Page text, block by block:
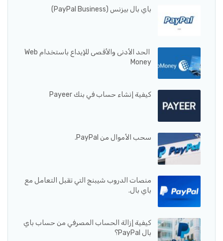
باي بال بيزنس (PayPal Business)
الحد الأدنى والأقصى للإيداع باستخدام Web
Money
كيفية إنشاء حساب في بنك Payeer
سحب الأموال من PayPal.
منصات الدروب شيبنج التي تقبل التعامل مع
باي بال.
كيفية إزالة الحساب المصرفي من حساب باي
بال PayPal؟